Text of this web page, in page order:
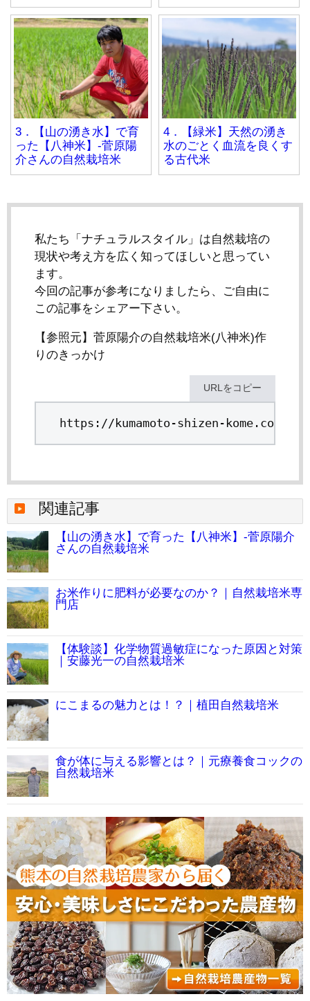
3．【山の湧き水】で育
った【八神米】-菅原陽
介さんの自然栽培米
4．【緑米】天然の湧き
水のごとく血流を良くす
る古代米
私たち「ナチュラルスタイル」は自然栽培の
現状や考え方を広く知ってほしいと思ってい
ます。
今回の記事が参考になりましたら、ご自由に
この記事をシェアー下さい。
【参照元】菅原陽介の自然栽培米(八神米)作
りのきっかけ
URLをコピー
https://kumamoto-shizen-kome.com/
関連記事
【山の湧き水】で育った【八神米】-菅原陽介
さんの自然栽培米
お米作りに肥料が必要なのか？｜自然栽培米専
門店
【体験談】化学物質過敏症になった原因と対策
｜安藤光一の自然栽培米
にこまるの魅力とは！？｜植田自然栽培米
食が体に与える影響とは？｜元療養食コックの
自然栽培米